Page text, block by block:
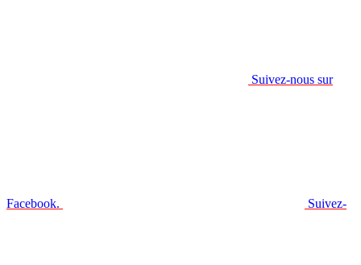
Suivez-nous sur
Facebook. Suivez-